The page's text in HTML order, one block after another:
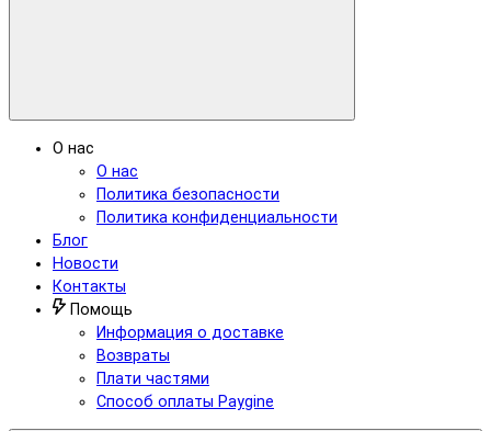
О нас
О нас
Политика безопасности
Политика конфиденциальности
Блог
Новости
Контакты
Помощь
Информация о доставке
Возвраты
Плати частями
Способ оплаты Paygine